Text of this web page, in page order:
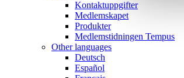
Kontaktuppgifter
Medlemskapet
Produkter
Medlemstidningen Tempus
Other languages
Deutsch
Español